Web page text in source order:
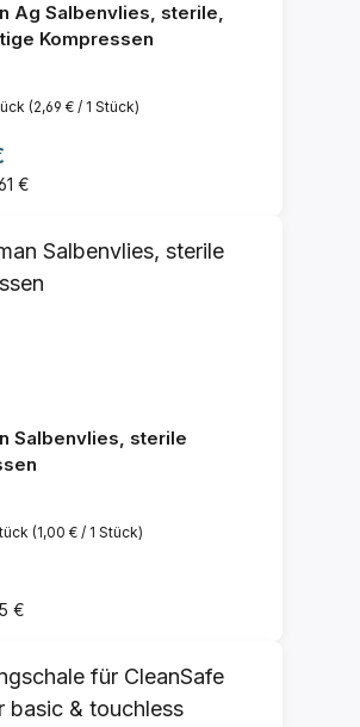
Ag Salbenvlies, sterile,
Kompressen
(2,69 € / 1 Stück)
Preis:
€
Salbenvlies, sterile
(1,00 € / 1 Stück)
Preis:
€